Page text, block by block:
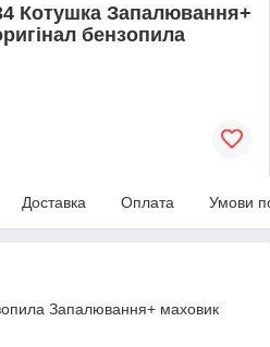
Котушка Запалювання+
бензопила
Доставка Оплата Умови
Запалювання+ маховик